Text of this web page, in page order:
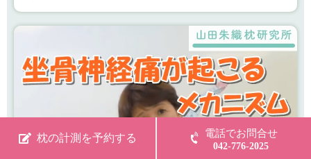
枕の計測を予約する 電話でお問合せ
042-776-2025